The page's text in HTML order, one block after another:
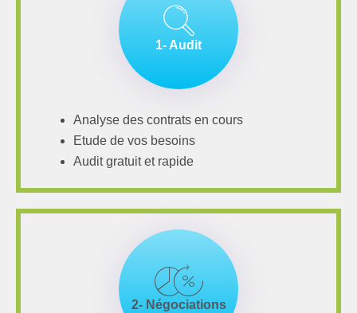
1- Audit
Analyse des contrats en cours
Etude de vos besoins
Audit gratuit et rapide
2- Négociations